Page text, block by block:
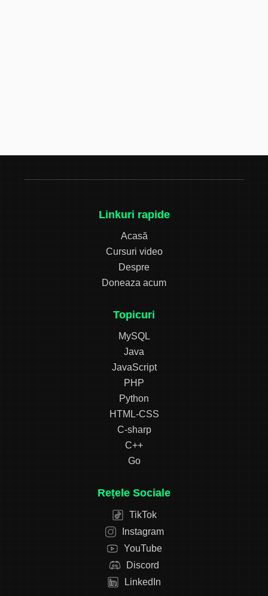
Linkuri rapide
Acasă
Cursuri video
Despre
Doneaza acum
Topicuri
MySQL
Java
JavaScript
PHP
Python
HTML-CSS
C-sharp
C++
Go
Rețele Sociale
TikTok
Instagram
YouTube
Discord
LinkedIn